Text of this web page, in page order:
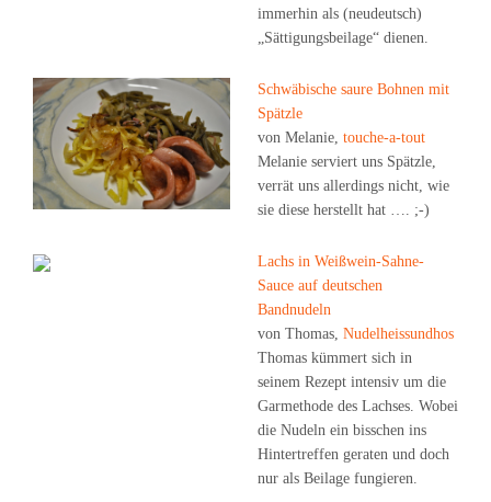
immerhin als (neudeutsch)
„Sättigungsbeilage“ dienen.
Schwäbische saure Bohnen mit
Spätzle
von Melanie, touche-a-tout
Melanie serviert uns Spätzle,
verrät uns allerdings nicht, wie
sie diese herstellt hat …. ;-)
Lachs in Weißwein-Sahne-
Sauce auf deutschen
Bandnudeln
von Thomas, Nudelheissundhos
Thomas kümmert sich in
seinem Rezept intensiv um die
Garmethode des Lachses. Wobei
die Nudeln ein bisschen ins
Hintertreffen geraten und doch
nur als Beilage fungieren.